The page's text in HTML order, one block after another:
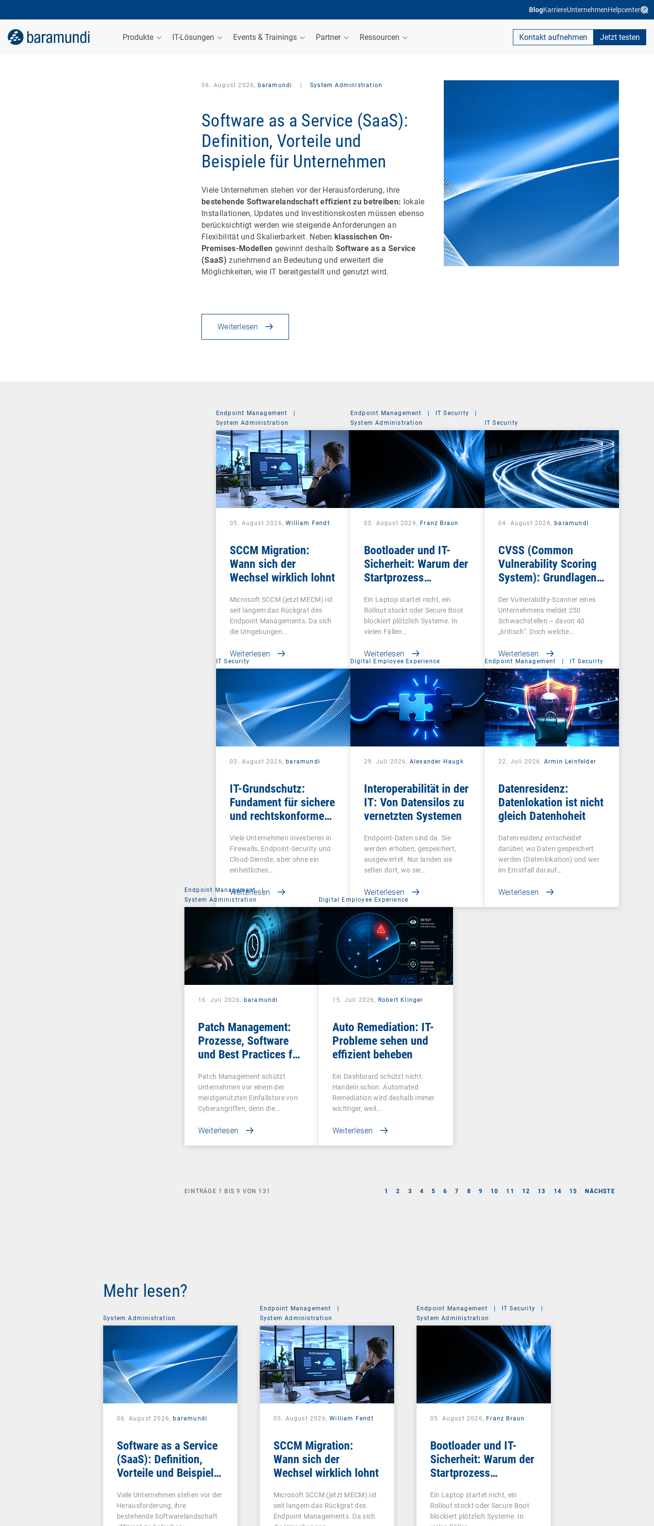
BlogKarriereUnternehmenHelpcenter
Produkte IT-Lösungen Events & Trainings Partner Ressourcen Kontakt aufnehmen Jetzt testen
06. August 2026, baramundi System Administration
Software as a Service (SaaS):
Definition, Vorteile und
Beispiele für Unternehmen
Viele Unternehmen stehen vor der Herausforderung, ihre
bestehende Softwarelandschaft effizient zu betreiben: lokale
Installationen, Updates und Investitionskosten müssen ebenso
berücksichtigt werden wie steigende Anforderungen an
Flexibilität und Skalierbarkeit. Neben klassischen On-
Premises-Modellen gewinnt deshalb Software as a Service
(SaaS) zunehmend an Bedeutung und erweitert die
Möglichkeiten, wie IT bereitgestellt und genutzt wird.
Weiterlesen
Endpoint Management
|
System Administration
05. August 2026,William Fendt
SCCM Migration:
Wann sich der
Wechsel wirklich lohnt
Microsoft SCCM (jetzt MECM) ist
seit langem das Rückgrat des
Endpoint Managements. Da sich
die Umgebungen…
Weiterlesen
Endpoint Management | IT Security
|
System Administration
05. August 2026, Franz Braun
Bootloader und IT-
Sicherheit: Warum der
Startprozess
Ein Laptop startet nicht, ein
Rollout stockt oder Secure Boot
blockiert plötzlich Systeme. In
vielen Fällen…
Weiterlesen
IT Security
04. August 2026,baramundi
CVSS (Common
Vulnerability Scoring
System): Grundlagen
Schwachstellenbewertung
Der Vulnerability-Scanner eines
Unternehmens meldet 250
Schwachstellen – davon 40
„kritisch“. Doch welche…
Weiterlesen
IT Security
03. August 2026,baramundi
IT-Grundschutz:
Fundament für sichere
und rechtskonforme
Viele Unternehmen investieren in
Firewalls, Endpoint-Security und
Cloud-Dienste, aber ohne ein
einheitliches…
Weiterlesen
Digital Employee Experience
29. Juli 2026, Alexander Haugk
Interoperabilität in der
IT: Von Datensilos zu
vernetzten Systemen
Endpoint-Daten sind da. Sie
werden erhoben, gespeichert,
ausgewertet. Nur landen sie
selten dort, wo sie…
Weiterlesen
Endpoint Management | IT Security
22. Juli 2026, Armin Leinfelder
Datenresidenz:
Datenlokation ist nicht
gleich Datenhoheit
Datenresidenz entscheidet
darüber, wo Daten gespeichert
werden (Datenlokation) und wer
im Ernstfall darauf…
Weiterlesen
Endpoint Management
|
System Administration
16. Juli 2026, baramundi
Patch Management:
Prozesse, Software
und Best Practices für
Patch Management schützt
Unternehmen vor einem der
meistgenutzten Einfallstore von
Cyberangriffen, denn die…
Weiterlesen
Digital Employee Experience
15. Juli 2026, Robert Klinger
Auto Remediation: IT-
Probleme sehen und
effizient beheben
Ein Dashboard schützt nicht.
Handeln schon. Automated
Remediation wird deshalb immer
wichtiger, weil…
Weiterlesen
1 2 3 4 5 6 7 8 9 10 11 12 13 14 15 NÄCHSTE
EINTRÄGE 1 BIS9 VON 131
Mehr lesen?
System Administration
06. August 2026,baramundi
Software as a Service
(SaaS): Definition,
Vorteile und Beispiele
Viele Unternehmen stehen vor der
Herausforderung, ihre
bestehende Softwarelandschaft
Endpoint Management
|
System Administration
05. August 2026,William Fendt
SCCM Migration:
Wann sich der
Wechsel wirklich lohnt
Microsoft SCCM (jetzt MECM) ist
seit langem das Rückgrat des
Endpoint Managements. Da sich
Endpoint Management | IT Security
|
System Administration
05. August 2026, Franz Braun
Bootloader und IT-
Sicherheit: Warum der
Startprozess
Ein Laptop startet nicht, ein
Rollout stockt oder Secure Boot
blockiert plötzlich Systeme. In